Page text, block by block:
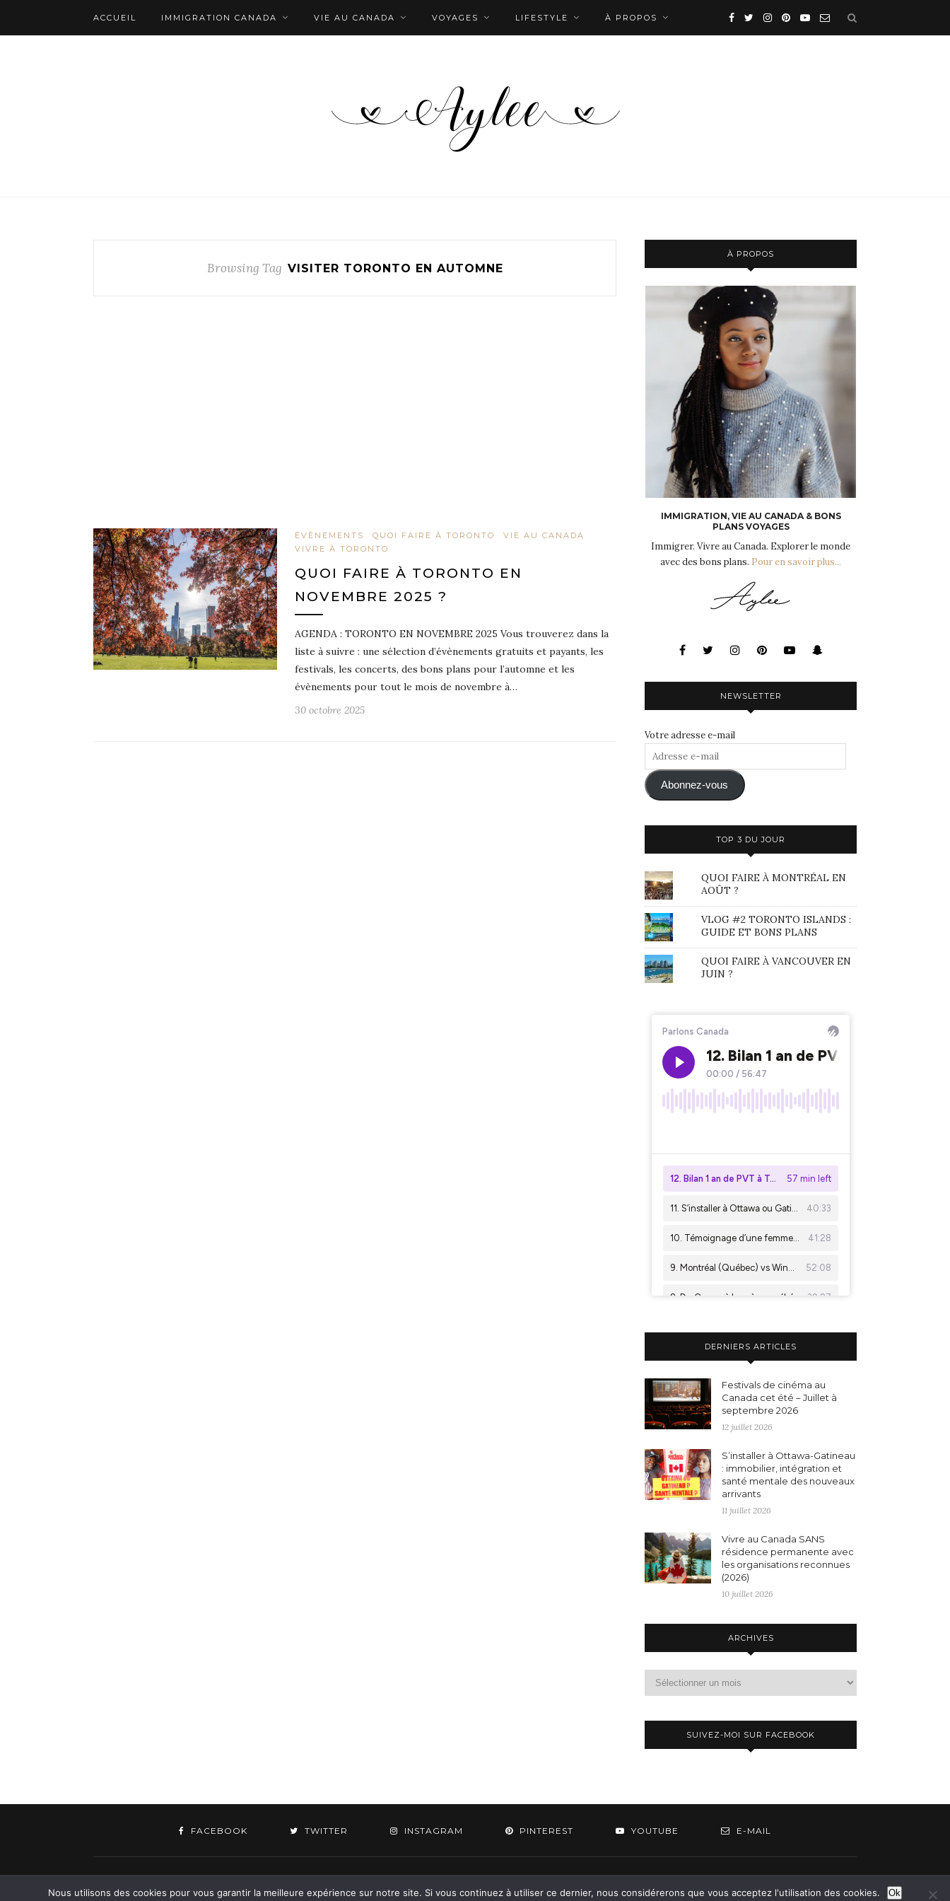
ACCUEIL IMMIGRATION CANADA VIE AU CANADA VOYAGES LIFESTYLE À PROPOS
Browsing Tag VISITER TORONTO EN AUTOMNE
ÉVÈNEMENTS QUOI FAIRE À TORONTO
VIE AU CANADA
VIVRE À TORONTO
QUOI FAIRE À TORONTO EN
NOVEMBRE 2025 ?
AGENDA : TORONTO EN NOVEMBRE 2025 Vous trouverez dans la
liste à suivre : une sélection d’évènements gratuits et payants, les
festivals, les concerts, des bons plans pour l’automne et les
évènements pour tout le mois de novembre à…
30 octobre 2025
À PROPOS
IMMIGRATION, VIE AU CANADA & BONS
PLANS VOYAGES
Immigrer. Vivre au Canada. Explorer le monde
avec des bons plans. Pour en savoir plus...
NEWSLETTER
Votre adresse e-mail
Adresse
mail Abonnez-vous
TOP 3 DU JOUR
QUOI FAIRE À MONTRÉAL EN
AOÛT ?
VLOG #2 TORONTO ISLANDS :
GUIDE ET BONS PLANS
QUOI FAIRE À VANCOUVER EN
JUIN ?
DERNIERS ARTICLES
Festivals de cinéma au
Canada cet été – Juillet à
septembre 2026
12 juillet 2026
S’installer à Ottawa-Gatineau
: immobilier, intégration et
santé mentale des nouveaux
arrivants
11 juillet 2026
Vivre au Canada SANS
résidence permanente avec
les organisations reconnues
(2026)
10 juillet 2026
ARCHIVES
SUIVEZ-MOI SUR FACEBOOK
FACEBOOK TWITTER INSTAGRAM PINTEREST YOUTUBE E-MAIL
Nous utilisons des cookies pour vous garantir la meilleure expérience sur notre site. Si vous continuez à utiliser ce dernier, nous considérerons que vous acceptez l'utilisation des cookies. Ok